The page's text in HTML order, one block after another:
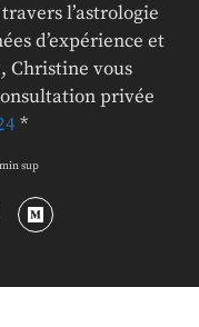
l’astrologie
d’expérience et
Christine vous
privée
*
sup